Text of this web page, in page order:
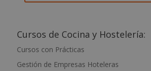
t
r
n
Cursos de Cocina y Hostelería:
Cursos con Prácticas
Gestión de Empresas Hoteleras